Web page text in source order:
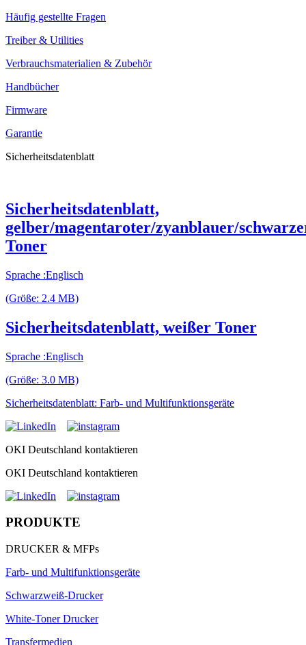
Häufig gestellte Fragen
Treiber & Utilities
Verbrauchsmaterialien & Zubehör
Handbücher
Firmware
Garantie
Sicherheitsdatenblatt
Sicherheitsdatenblatt,
gelber/magentaroter/zyanblauer/
Toner
Sprache :Englisch
(Größe: 2.4 MB)
Sicherheitsdatenblatt, weißer Toner
Sprache :Englisch
(Größe: 3.0 MB)
Sicherheitsdatenblatt: Farb- und Multifunktionsgeräte
OKI Deutschland kontaktieren
OKI Deutschland kontaktieren
PRODUKTE
DRUCKER & MFPs
Farb- und Multifunktionsgeräte
Schwarzweiß-Drucker
White-Toner Drucker
Transfermedien